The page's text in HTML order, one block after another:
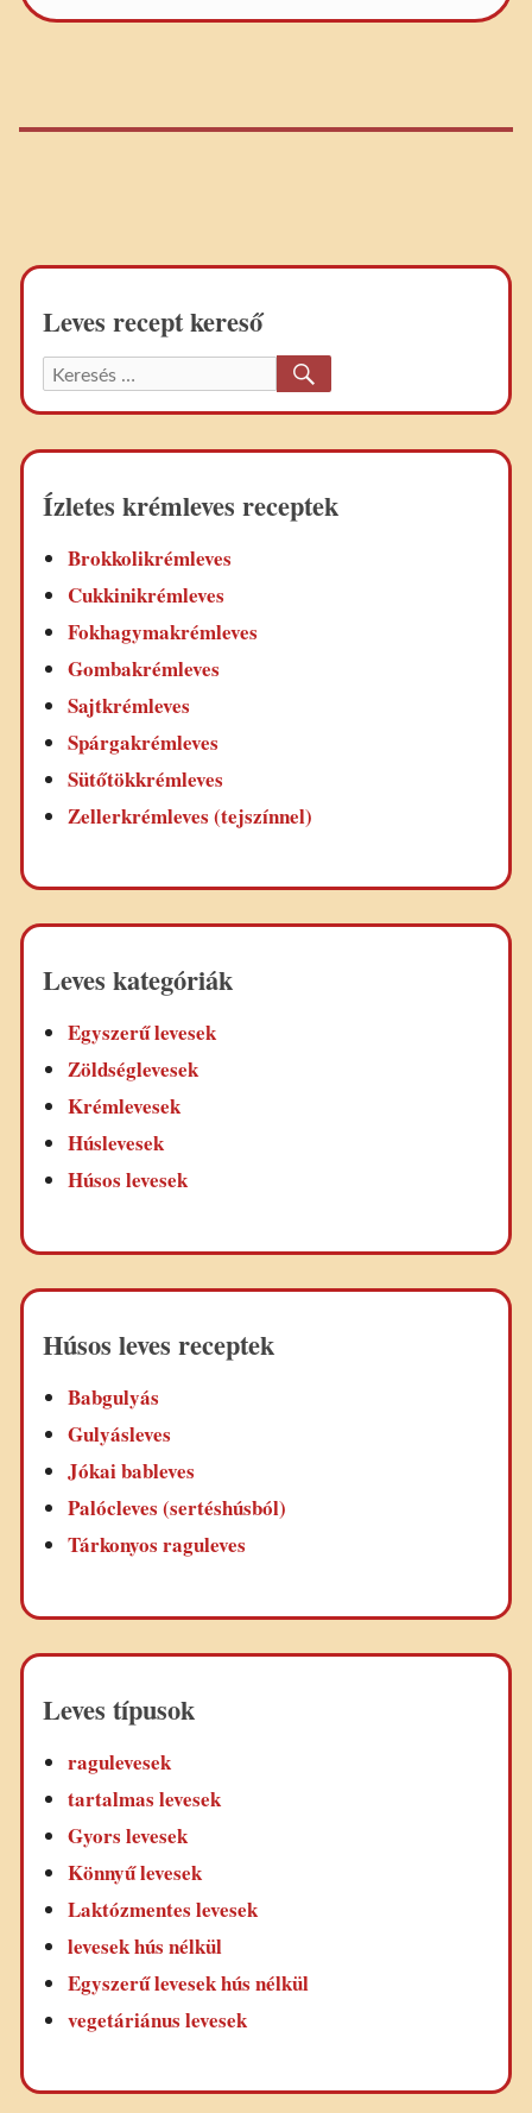
Leves recept kereső
Keresett
recept:
Ízletes krémleves receptek
Brokkolikrémleves
Cukkinikrémleves
Fokhagymakrémleves
Gombakrémleves
Sajtkrémleves
Spárgakrémleves
Sütőtökkrémleves
Zellerkrémleves (tejszínnel)
Leves kategóriák
Egyszerű levesek
Zöldséglevesek
Krémlevesek
Húslevesek
Húsos levesek
Húsos leves receptek
Babgulyás
Gulyásleves
Jókai bableves
Palócleves (sertéshúsból)
Tárkonyos raguleves
Leves típusok
ragulevesek
tartalmas levesek
Gyors levesek
Könnyű levesek
Laktózmentes levesek
levesek hús nélkül
Egyszerű levesek hús nélkül
vegetáriánus levesek